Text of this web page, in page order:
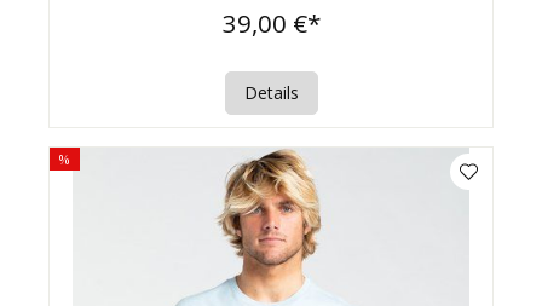
39,00 €*
Details
%